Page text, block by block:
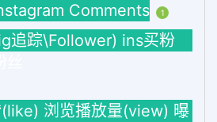
Comments 1
追踪\Follower) ins买粉
浏览播放量(view) 曝